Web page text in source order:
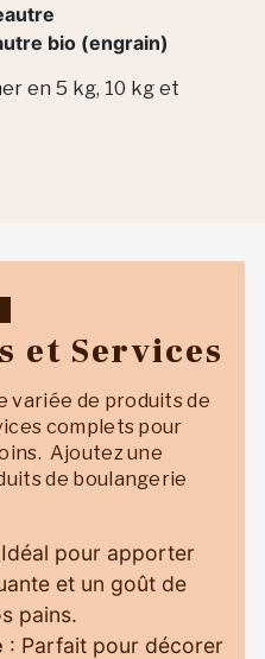
bio (engrain)
en 5 kg, 10 kg et
et Services
variée de produits de
complets pour
Ajoutez une
de boulangerie
pour apporter
et un goût de
pains.
: Parfait pour décorer